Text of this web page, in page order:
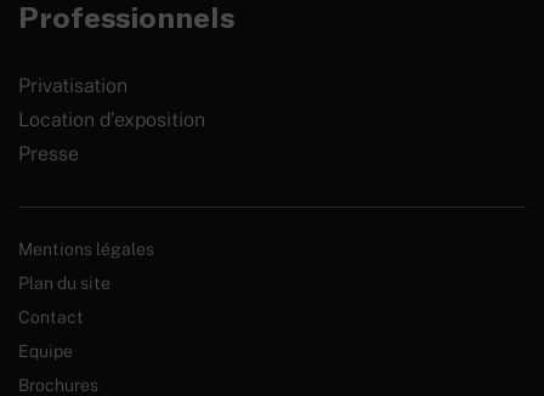
Professionnels
Privatisation
Location d’exposition
Presse
Mentions légales
Plan du site
Contact
Equipe
Brochures